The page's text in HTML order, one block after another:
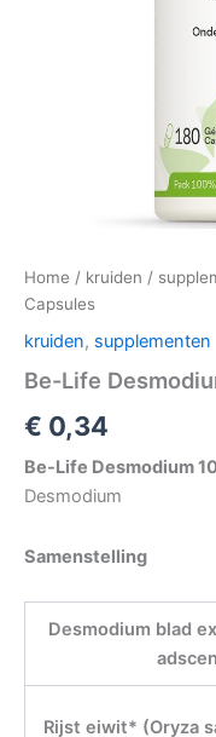
Home / kruiden /
Capsules
kruiden, supplementen
Be-Life
€ 0,34
Be-Life Desmodium
Desmodium
Samenstelling
Desmodium blad
Rijst eiwit* (Oryza